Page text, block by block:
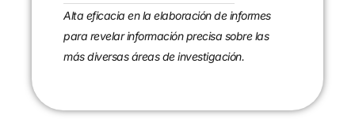
Alta eficacia en la elaboración de informes
para revelar información precisa sobre las
más diversas áreas de investigación.